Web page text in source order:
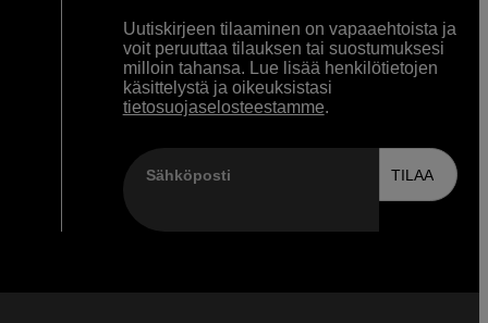
Uutiskirjeen tilaaminen on vapaaehtoista ja
voit peruuttaa tilauksen tai suostumuksesi
milloin tahansa. Lue lisää henkilötietojen
käsittelystä ja oikeuksistasi
tietosuojaselosteestamme.
Sähköposti TILAA